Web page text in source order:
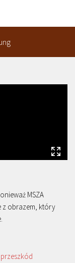
MSZA
z obrazem, który